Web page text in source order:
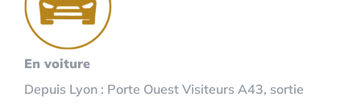
En voiture
Depuis Lyon : Porte Ouest Visiteurs A43, sortie